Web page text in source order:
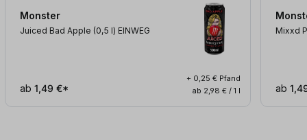
Monster
Juiced Bad Apple (0,5 l) EINWEG
ab 1,49 €*
+ 0,25 € Pfand
ab 2,98 € / 1 l
Mixxd
ab